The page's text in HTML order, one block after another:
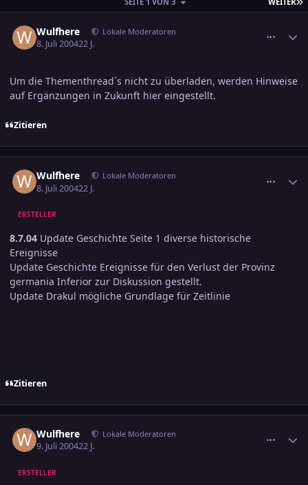
Wulfhere Lokale Moderatoren
8. Juli 200422 J.
Um die Thementhread`s nicht zu überladen, werden Hinweise
auf Ergänzungen in Zukunft hier eingestellt.
Zitieren
Wulfhere Lokale Moderatoren
8. Juli 200422 J.
ERSTELLER
8.7.04 Update Geschichte Seite 1 diverse historische
Ereignisse
Update Geschichte Ereignisse für den Verlust der Provinz
germania Inferior zur Diskussion gestellt.
Update Drakul mögliche Grundlage für Zeitlinie
Zitieren
Wulfhere Lokale Moderatoren
9. Juli 200422 J.
ERSTELLER